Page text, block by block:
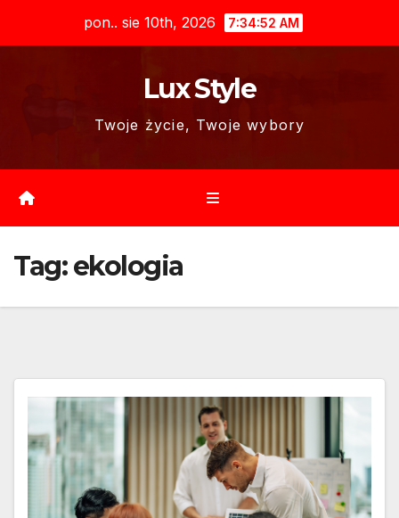
pon.. sie 10th, 2026 7:34:54 AM
Lux Style
Twoje życie, Twoje wybory
Tag:ekologia